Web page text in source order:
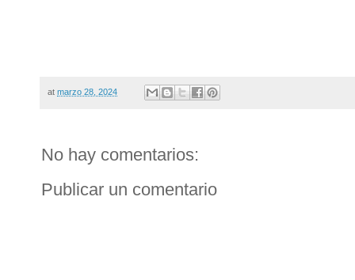
at marzo 28, 2024
No hay comentarios:
Publicar un comentario